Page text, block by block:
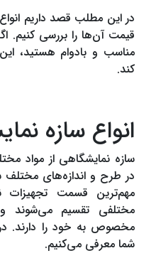
در این مطلب قصد داریم
قیمت آن‌ها را بررسی کنیم.
مناسب و بادوام هستید،
کند.
انواع سازه
سازه نمایشگاهی از مواد
در طرح و اندازه‌های
مهم‌ترین قسمت تجهیزات
مختلفی تقسیم می‌شوند و
مخصوص به خود را دارند. در
شما معرفی می‌کنیم.